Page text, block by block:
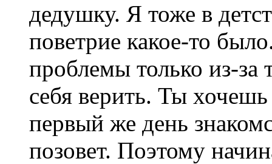
дедушку. Я тоже в
поветрие какое-то
проблемы только из-за
себя верить. Ты
первый же день
позовет. Поэтому